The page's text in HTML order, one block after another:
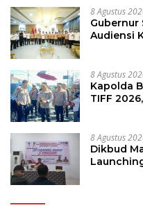
8 Agustus
Gubernur
Audiensi
8 Agustus
Kapolda
TIFF
8 Agustus
Dikbud